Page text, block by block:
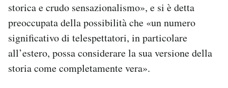
storica e crudo sensazionalismo», e si è detta
preoccupata della possibilità che «un numero
significativo di telespettatori, in particolare
all’estero, possa considerare la sua versione della
storia come completamente vera».